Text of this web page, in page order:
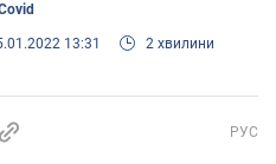
13:31
2 хвилини
РУС